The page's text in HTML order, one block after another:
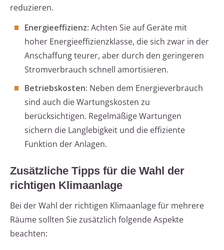
reduzieren.
Energieeffizienz: Achten Sie auf Geräte mit
hoher Energieeffizienzklasse, die sich zwar in der
Anschaffung teurer, aber durch den geringeren
Stromverbrauch schnell amortisieren.
Betriebskosten: Neben dem Energieverbrauch
sind auch die Wartungskosten zu
berücksichtigen. Regelmäßige Wartungen
sichern die Langlebigkeit und die effiziente
Funktion der Anlagen.
Zusätzliche Tipps für die Wahl der
richtigen Klimaanlage
Bei der Wahl der richtigen Klimaanlage für mehrere
Räume sollten Sie zusätzlich folgende Aspekte
beachten: